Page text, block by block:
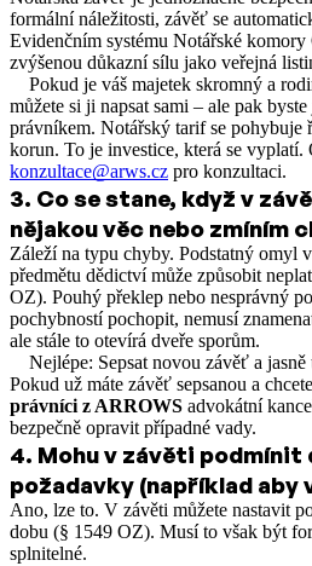
formální náležitosti, závěť se
Evidenčním systému Notářské komory
zvýšenou důkazní sílu jako veřejná
Pokud je váš majetek skromný a
můžete si ji napsat sami – ale pak
právníkem. Notářský tarif se pohybuje
korun. To je investice, která se vyplatí.
konzultace@arws.cz pro konzultaci.
3. Co se stane, když v
nějakou věc nebo zmíním
Záleží na typu chyby. Podstatný omyl
předmětu dědictví může způsobit
OZ). Pouhý překlep nebo nesprávný
pochybností pochopit, nemusí
ale stále to otevírá dveře sporům.
Nejlépe: Sepsat novou závěť a jasně
Pokud už máte závěť sepsanou a
právníci z ARROWS advokátní
bezpečně opravit případné vady.
4. Mohu v závěti
požadavky (například aby
Ano, lze to. V závěti můžete nastavit
dobu (§ 1549 OZ). Musí to však být
splnitelné.